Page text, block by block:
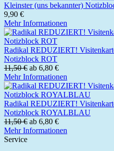
Kleinster (uns bekannter)
9,90 €
Mehr Informationen
Radikal REDUZIERT!
Notizblock ROT
11,50 € ab 6,80 €
Mehr Informationen
Radikal REDUZIERT!
Notizblock ROYALBLAU
11,50 € ab 6,80 €
Mehr Informationen
Service